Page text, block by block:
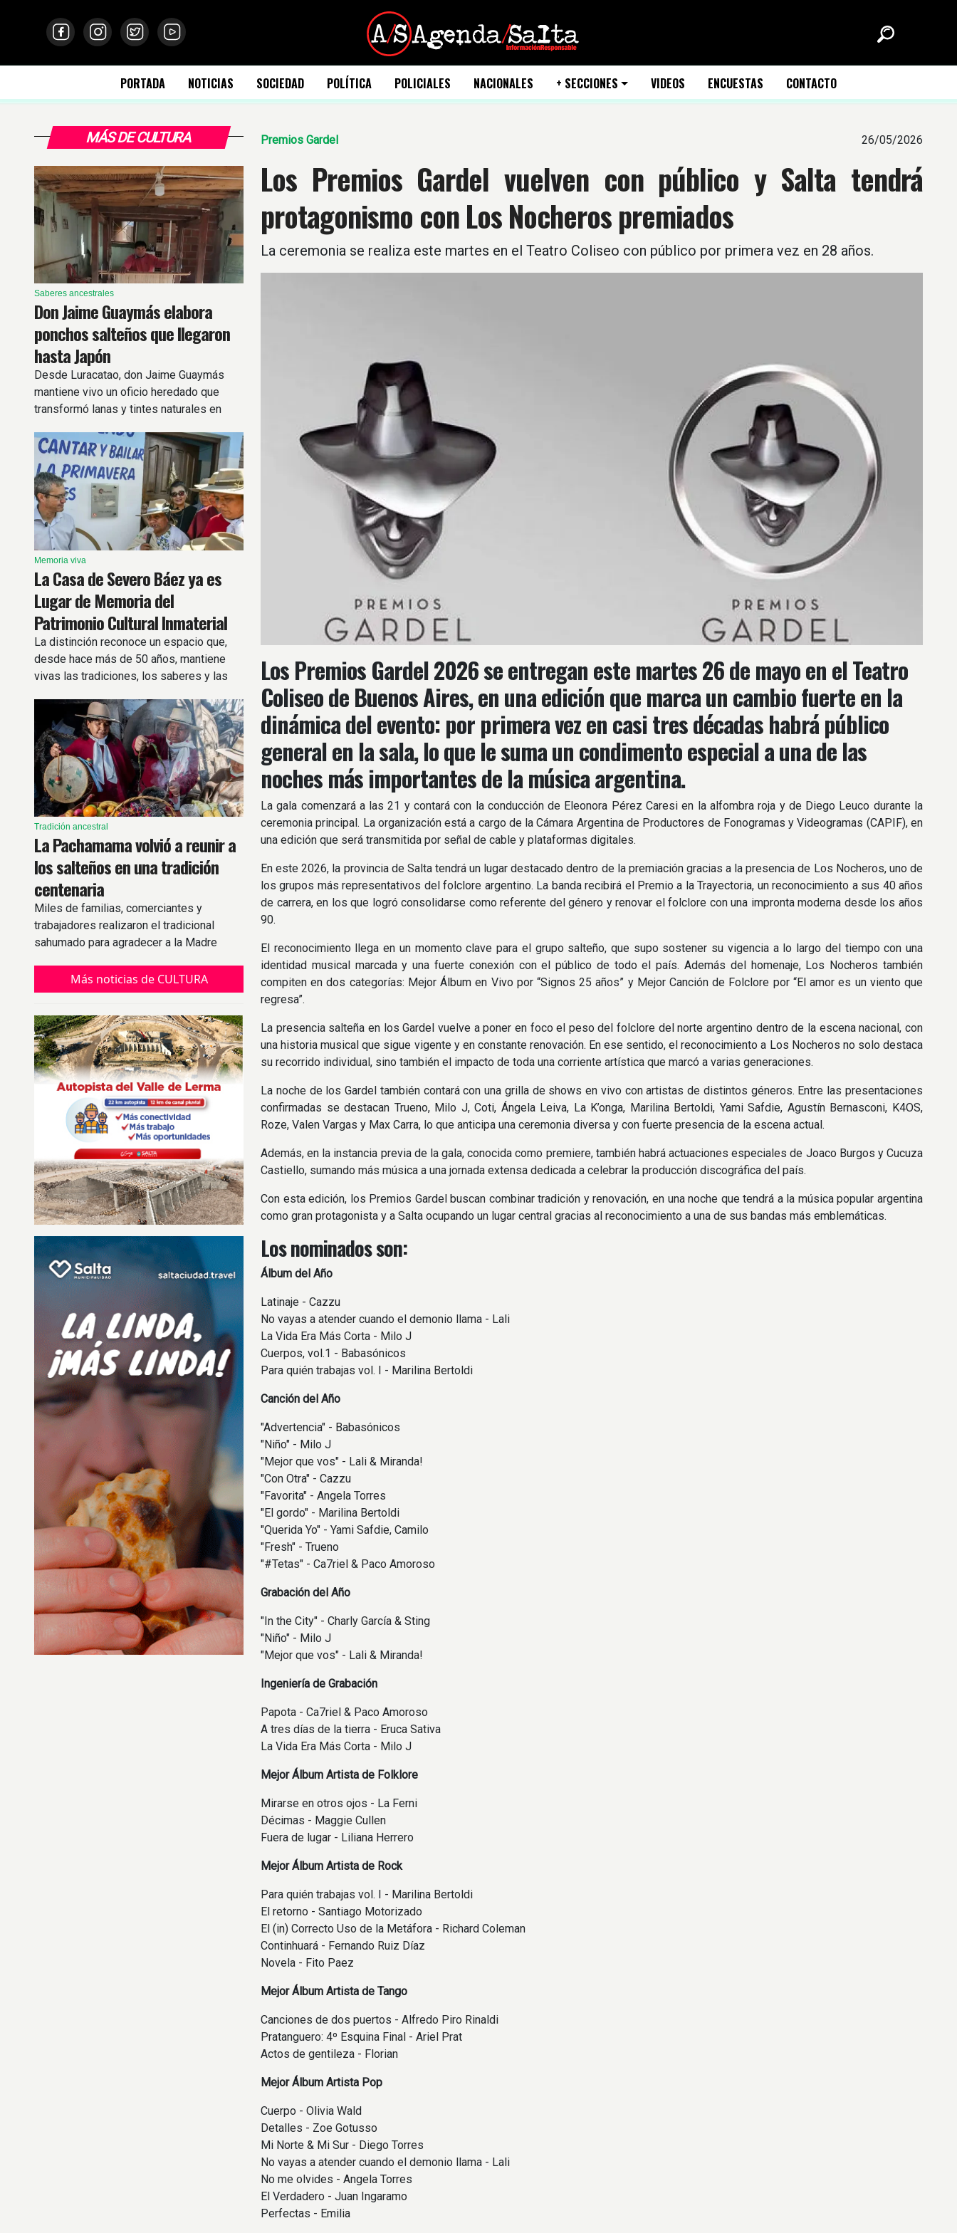
PORTADA NOTICIAS SOCIEDAD POLÍTICA POLICIALES NACIONALES + SECCIONES VIDEOS ENCUESTAS CONTACTO
MÁS DE CULTURA
Saberes ancestrales
Don Jaime Guaymás elabora
ponchos salteños que llegaron
hasta Japón
Desde Luracatao, don Jaime Guaymás
mantiene vivo un oficio heredado que
transformó lanas y tintes naturales en
país.
Memoria viva
La Casa de Severo Báez ya es
Lugar de Memoria del
Patrimonio Cultural Inmaterial
La distinción reconoce un espacio que,
desde hace más de 50 años, mantiene
vivas las tradiciones, los saberes y las
Tradición ancestral
La Pachamama volvió a reunir a
los salteños en una tradición
centenaria
Miles de familias, comerciantes y
trabajadores realizaron el tradicional
sahumado para agradecer a la Madre
durante el nuevo ciclo.
Más noticias de CULTURA
Premios Gardel 26/05/2026
Los Premios Gardel vuelven con público y Salta tendrá
protagonismo con Los Nocheros premiados
La ceremonia se realiza este martes en el Teatro Coliseo con público por primera vez en 28 años.
Los Premios Gardel 2026 se entregan este martes 26 de mayo en el Teatro
Coliseo de Buenos Aires, en una edición que marca un cambio fuerte en la
dinámica del evento: por primera vez en casi tres décadas habrá público
general en la sala, lo que le suma un condimento especial a una de las
noches más importantes de la música argentina.
La gala comenzará a las 21 y contará con la conducción de Eleonora Pérez Caresi en la alfombra roja y de Diego Leuco durante la
ceremonia principal. La organización está a cargo de la Cámara Argentina de Productores de Fonogramas y Videogramas (CAPIF), en
una edición que será transmitida por señal de cable y plataformas digitales.
En este 2026, la provincia de Salta tendrá un lugar destacado dentro de la premiación gracias a la presencia de Los Nocheros, uno de
los grupos más representativos del folclore argentino. La banda recibirá el Premio a la Trayectoria, un reconocimiento a sus 40 años
de carrera, en los que logró consolidarse como referente del género y renovar el folclore con una impronta moderna desde los años
90.
El reconocimiento llega en un momento clave para el grupo salteño, que supo sostener su vigencia a lo largo del tiempo con una
identidad musical marcada y una fuerte conexión con el público de todo el país. Además del homenaje, Los Nocheros también
compiten en dos categorías: Mejor Álbum en Vivo por “Signos 25 años” y Mejor Canción de Folclore por “El amor es un viento que
regresa”.
La presencia salteña en los Gardel vuelve a poner en foco el peso del folclore del norte argentino dentro de la escena nacional, con
una historia musical que sigue vigente y en constante renovación. En ese sentido, el reconocimiento a Los Nocheros no solo destaca
su recorrido individual, sino también el impacto de toda una corriente artística que marcó a varias generaciones.
La noche de los Gardel también contará con una grilla de shows en vivo con artistas de distintos géneros. Entre las presentaciones
confirmadas se destacan Trueno, Milo J, Coti, Ángela Leiva, La K’onga, Marilina Bertoldi, Yami Safdie, Agustín Bernasconi, K4OS,
Roze, Valen Vargas y Max Carra, lo que anticipa una ceremonia diversa y con fuerte presencia de la escena actual.
Además, en la instancia previa de la gala, conocida como premiere, también habrá actuaciones especiales de Joaco Burgos y Cucuza
Castiello, sumando más música a una jornada extensa dedicada a celebrar la producción discográfica del país.
Con esta edición, los Premios Gardel buscan combinar tradición y renovación, en una noche que tendrá a la música popular argentina
como gran protagonista y a Salta ocupando un lugar central gracias al reconocimiento a una de sus bandas más emblemáticas.
Los nominados son:
Álbum del Año
Latinaje - Cazzu
No vayas a atender cuando el demonio llama - Lali
La Vida Era Más Corta - Milo J
Cuerpos, vol.1 - Babasónicos
Para quién trabajas vol. I - Marilina Bertoldi
Canción del Año
"Advertencia" - Babasónicos
"Niño" - Milo J
"Mejor que vos" - Lali & Miranda!
"Con Otra" - Cazzu
"Favorita" - Angela Torres
"El gordo" - Marilina Bertoldi
"Querida Yo" - Yami Safdie, Camilo
"Fresh" - Trueno
"#Tetas" - Ca7riel & Paco Amoroso
Grabación del Año
"In the City" - Charly García & Sting
"Niño" - Milo J
"Mejor que vos" - Lali & Miranda!
Ingeniería de Grabación
Papota - Ca7riel & Paco Amoroso
A tres días de la tierra - Eruca Sativa
La Vida Era Más Corta - Milo J
Mejor Álbum Artista de Folklore
Mirarse en otros ojos - La Ferni
Décimas - Maggie Cullen
Fuera de lugar - Liliana Herrero
Mejor Álbum Artista de Rock
Para quién trabajas vol. I - Marilina Bertoldi
El retorno - Santiago Motorizado
El (in) Correcto Uso de la Metáfora - Richard Coleman
Continhuará - Fernando Ruiz Díaz
Novela - Fito Paez
Mejor Álbum Artista de Tango
Canciones de dos puertos - Alfredo Piro Rinaldi
Pratanguero: 4º Esquina Final - Ariel Prat
Actos de gentileza - Florian
Mejor Álbum Artista Pop
Cuerpo - Olivia Wald
Detalles - Zoe Gotusso
Mi Norte & Mi Sur - Diego Torres
No vayas a atender cuando el demonio llama - Lali
No me olvides - Angela Torres
El Verdadero - Juan Ingaramo
Perfectas - Emilia